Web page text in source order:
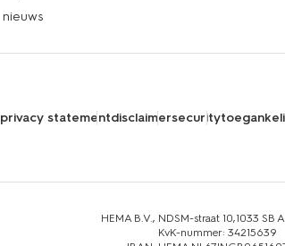
nieuws
privacy statementdisclaimersecurity
HEMA B.V., NDSM-straat 10,1033 SB
KvK-nummer: 34215639